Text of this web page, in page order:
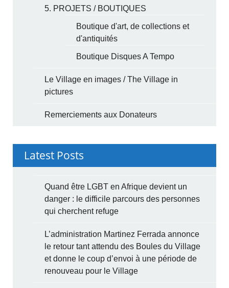
5. PROJETS / BOUTIQUES
Boutique d'art, de collections et
d'antiquités
Boutique Disques A Tempo
Le Village en images / The Village in
pictures
Remerciements aux Donateurs
Latest Posts
Quand être LGBT en Afrique devient un
danger : le difficile parcours des personnes
qui cherchent refuge
L’administration Martinez Ferrada annonce
le retour tant attendu des Boules du Village
et donne le coup d’envoi à une période de
renouveau pour le Village